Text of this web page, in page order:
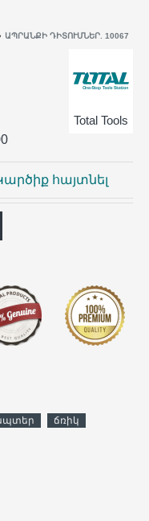
Total Tools
ԱՊՐԱՆՔԻ ԴԻՏՈՒՄՆԵՐ. 10067
հայտնել
ճռիկ